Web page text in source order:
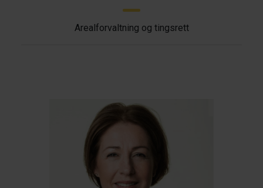
Arealforvaltning og tingsrett